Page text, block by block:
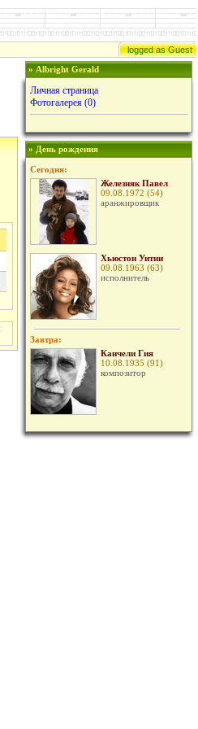
logged as Guest
» Albright Gerald
Личная страница
Фотогалерея (0)
» День рождения
Сегодня:
Железняк Павел
09.08.1972 (54)
аранжировщик
Хьюстон Уитни
09.08.1963 (63)
исполнитель
Завтра:
Канчели Гия
10.08.1935 (91)
композитор